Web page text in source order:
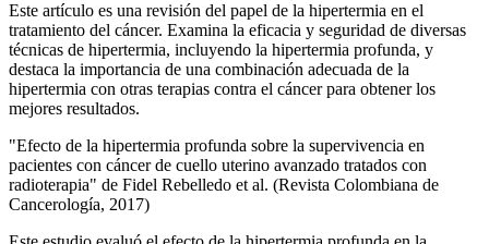
Este artículo es una revisión del papel de la hipertermia en el
tratamiento del cáncer. Examina la eficacia y seguridad de diversas
técnicas de hipertermia, incluyendo la hipertermia profunda, y
destaca la importancia de una combinación adecuada de la
hipertermia con otras terapias contra el cáncer para obtener los
mejores resultados.
"Efecto de la hipertermia profunda sobre la supervivencia en
pacientes con cáncer de cuello uterino avanzado tratados con
radioterapia" de Fidel Rebelledo et al. (Revista Colombiana de
Cancerología, 2017)